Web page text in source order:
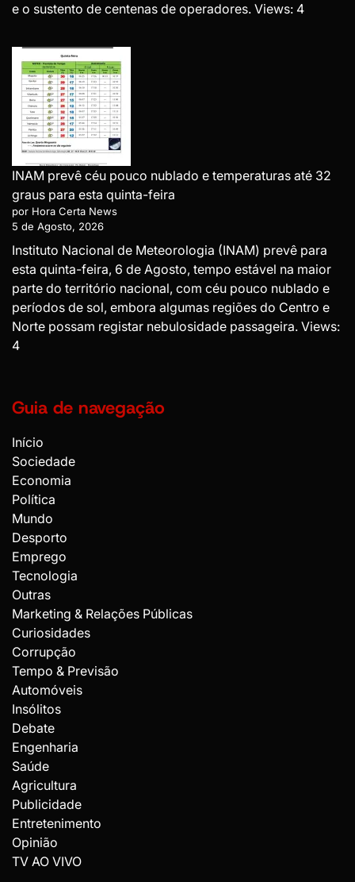
e o sustento de centenas de operadores. Views: 4
INAM prevê céu pouco nublado e temperaturas até 32
graus para esta quinta-feira
por Hora Certa News
5 de Agosto, 2026
Instituto Nacional de Meteorologia (INAM) prevê para
esta quinta-feira, 6 de Agosto, tempo estável na maior
parte do território nacional, com céu pouco nublado e
períodos de sol, embora algumas regiões do Centro e
Norte possam registar nebulosidade passageira. Views:
4
Guia de navegação
Início
Sociedade
Economia
Política
Mundo
Desporto
Emprego
Tecnologia
Outras
Marketing & Relações Públicas
Curiosidades
Corrupção
Tempo & Previsão
Automóveis
Insólitos
Debate
Engenharia
Saúde
Agricultura
Publicidade
Entretenimento
Opinião
TV AO VIVO